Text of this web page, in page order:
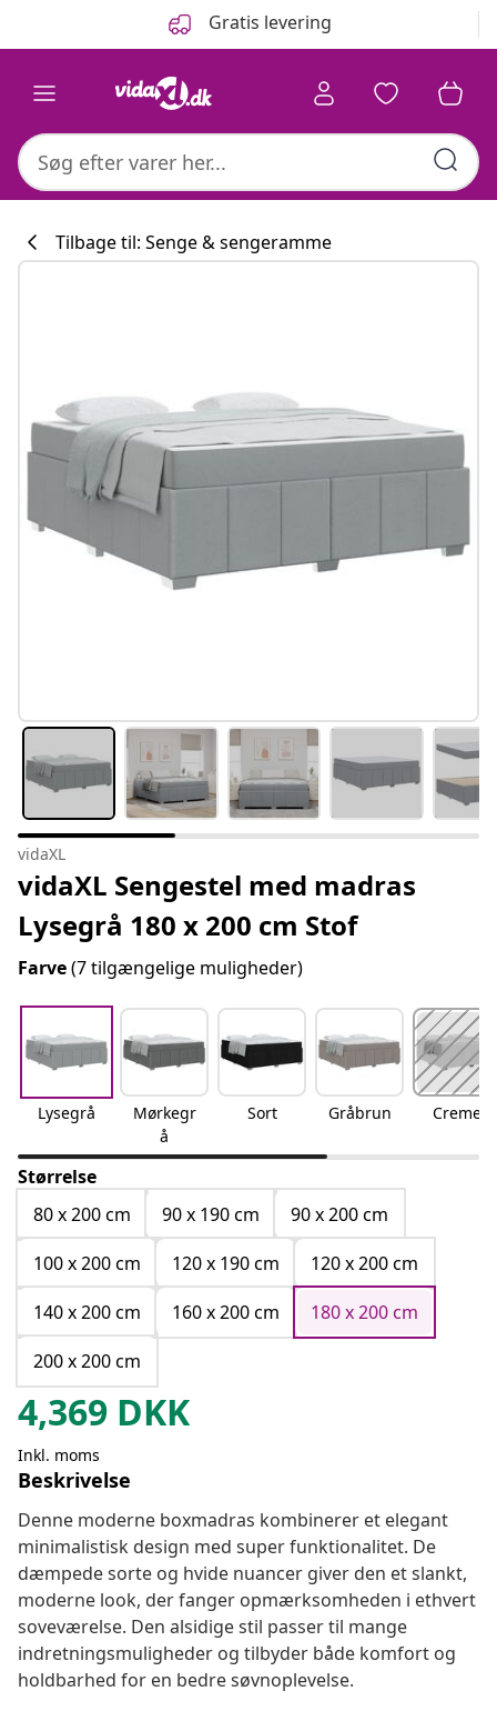
Gratis levering
#sharemevidaxl
Tilbage til: Senge & sengeramme
vidaXL
vidaXL Sengestel med madras
Lysegrå 180 x 200 cm Stof
Farve(7 tilgængelige muligheder)
Lysegrå
Mørkegr
å
Sort Gråbrun Creme
Størrelse
80 x 200 cm
90 x 190 cm
90 x 200 cm
100 x 200 cm
120 x 190 cm
120 x 200 cm
140 x 200 cm
160 x 200 cm
180 x 200 cm
200 x 200 cm
4,369 DKK
Inkl. moms
Beskrivelse
Denne moderne boxmadras kombinerer et elegant
minimalistisk design med super funktionalitet. De
dæmpede sorte og hvide nuancer giver den et slankt,
moderne look, der fanger opmærksomheden i ethvert
soveværelse. Den alsidige stil passer til mange
indretningsmuligheder og tilbyder både komfort og
holdbarhed for en bedre søvnoplevelse.